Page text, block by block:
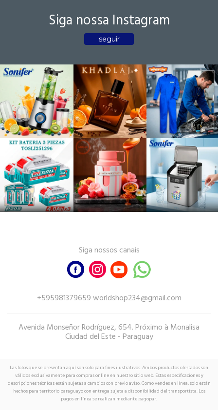
Siga nossa Instagram
seguir
Siga nossos canais
+595981379659 worldshop234@gmail.com
Avenida Monseñor Rodríguez, 654. Próximo à Monalisa
Ciudad del Este - Paraguay
Las fotos que se presentan aquí son solo para fines ilustrativos. Ambos productos ofertados son
válidos exclusivamente para compras online en nuestro sitio web. Estas especificaciones y
descripciones técnicas están sujetas a cambios con previo aviso. Como vendes en línea, solo están
hechos para territorio paraguayo con entrega sujeta a disponibilidad del transportista. Los
pagos en línea se realizan mediante pagopar.